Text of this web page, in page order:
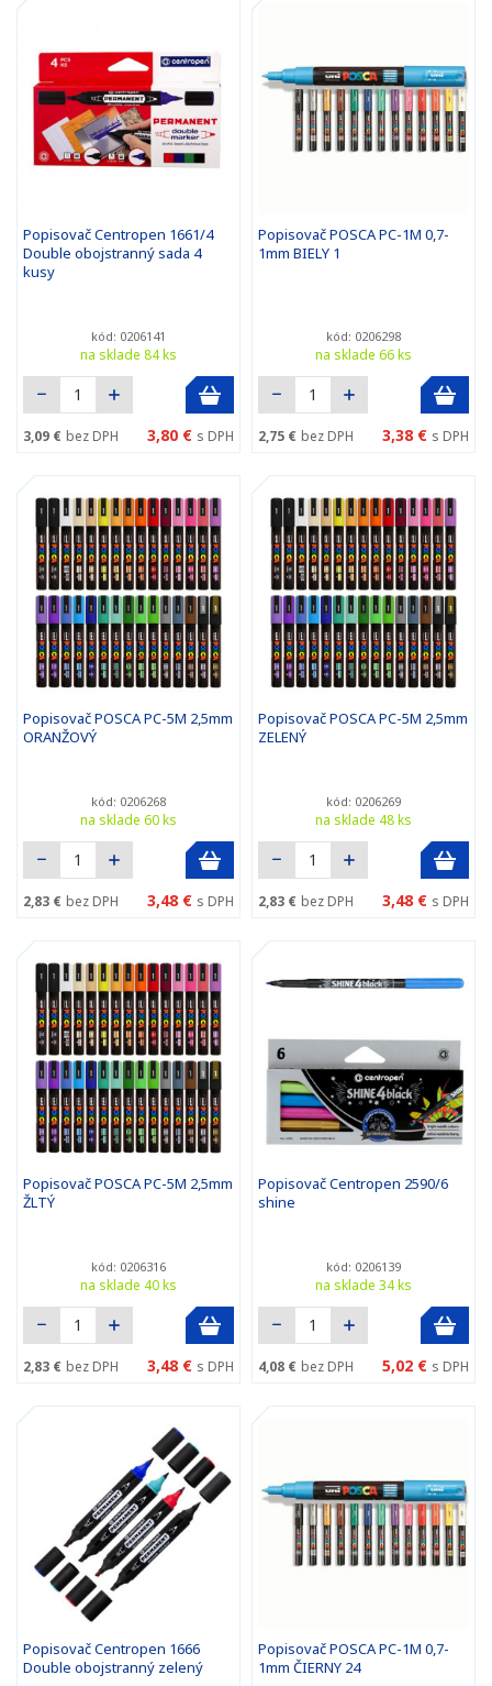
Popisovač Centropen 1661/4
Double obojstranný sada 4
kusy
kód: 0206141
na sklade 84 ks
3,09 € bez DPH 3,80 € s DPH
Popisovač POSCA PC-1M 0,7-
1mm BIELY 1
kód: 0206298
na sklade 66 ks
2,75 € bez DPH 3,38 € s DPH
Popisovač POSCA PC-5M 2,5mm
ORANŽOVÝ
kód: 0206268
na sklade 60 ks
2,83 € bez DPH 3,48 € s DPH
Popisovač POSCA PC-5M 2,5mm
ZELENÝ
kód: 0206269
na sklade 48 ks
2,83 € bez DPH 3,48 € s DPH
Popisovač POSCA PC-5M 2,5mm
ŽLTÝ
kód: 0206316
na sklade 40 ks
2,83 € bez DPH 3,48 € s DPH
Popisovač Centropen 2590/6
shine
kód: 0206139
na sklade 34 ks
4,08 € bez DPH 5,02 € s DPH
Popisovač Centropen 1666
Double obojstranný zelený
Popisovač POSCA PC-1M 0,7-
1mm ČIERNY 24